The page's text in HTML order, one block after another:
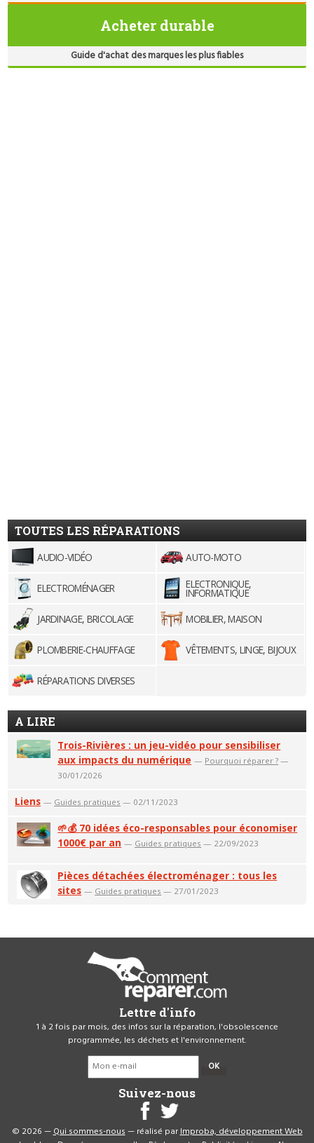
Acheter durable
Guide d'achat des marques les plus fiables
TOUTES LES RÉPARATIONS
AUDIO-VIDÉO AUTO-MOTO
ELECTROMÉNAGER ELECTRONIQUE,
INFORMATIQUE
JARDINAGE, BRICOLAGE
MOBILIER, MAISON
PLOMBERIE-CHAUFFAGE VÊTEMENTS, LINGE, BIJOUX
RÉPARATIONS DIVERSES
A LIRE
Trois-Rivières : un jeu-vidéo pour sensibiliser
aux impacts du numérique — Pourquoi réparer ? —
30/01/2026
Liens — Guides pratiques — 02/11/2023
🌱💰 70 idées éco-responsables pour économiser
1000€ par an — Guides pratiques — 22/09/2023
Pièces détachées électroménager : tous les
sites — Guides pratiques — 27/01/2023
Lettre d'info
1 à 2 fois par mois, des infos sur la réparation, l'obsolescence
programmée, les déchets et l'environnement.
OK
Suivez-nous
© 2026 —Qui sommes-nous— réalisé parImproba, développement Web